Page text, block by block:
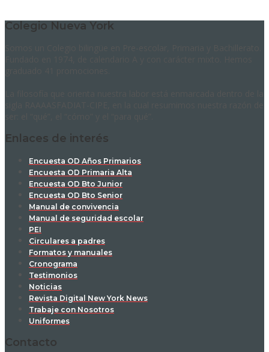
Colegio Nueva York
Enlaces de interés
Encuesta OD Años Primarios
Encuesta OD Primaria Alta
Encuesta OD Bto Junior
Encuesta OD Bto Senior
Manual de convivencia
Manual de seguridad escolar
PEI
Circulares a padres
Formatos y manuales
Cronograma
Testimonios
Noticias
Revista Digital New York News
Trabaje con Nosotros
Uniformes
Contacto